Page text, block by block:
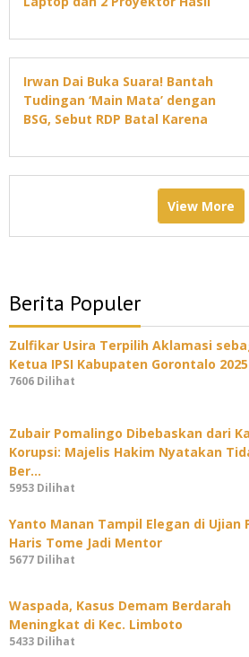
Irwan Dai Buka Suara! Bantah
Tudingan ‘Main Mata’ dengan
BSG, Sebut RDP Batal Karena
View More
Berita Populer
Zulfikar Usira Terpilih Aklamasi
Ketua IPSI Kabupaten Gorontalo
7606 Dilihat
Zubair Pomalingo Dibebaskan dari
Korupsi: Majelis Hakim Nyatakan
Ber…
5953 Dilihat
Yanto Manan Tampil Elegan di Ujian
Haris Tome Jadi Mentor
5677 Dilihat
Waspada, Kasus Demam Berdarah
Meningkat di Kec. Limboto
5433 Dilihat